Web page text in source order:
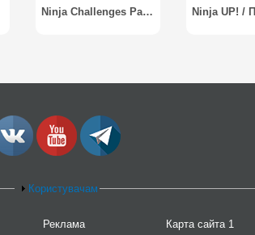
Ninja Challenges Parkour
Користувачам
Реклама Карта сайта 1